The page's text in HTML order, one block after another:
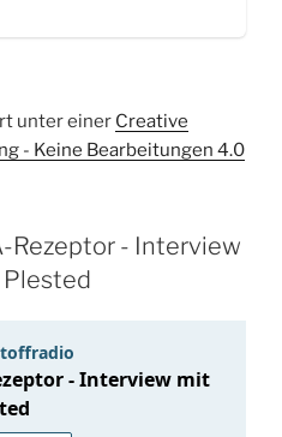
unter einer Creative
- Keine Bearbeitungen 4.0
Rezeptor - Interview
Plested